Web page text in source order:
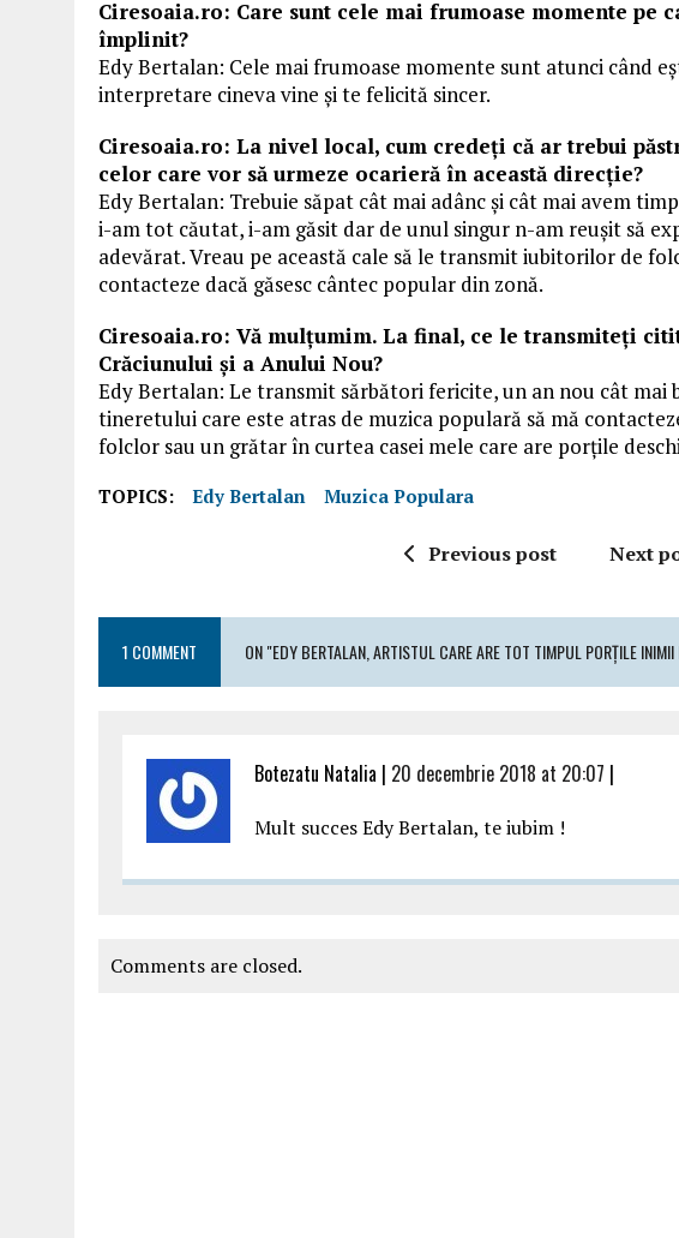
Ciresoaia.ro: Care sunt cele mai frumoase momente
împlinit?
Edy Bertalan: Cele mai frumoase momente sunt atunci când
interpretare cineva vine și te felicită sincer.
Ciresoaia.ro: La nivel local, cum credeţi că ar trebui
celor care vor să urmeze ocarieră în această direcţie?
Edy Bertalan: Trebuie săpat cât mai adânc și cât mai avem
i-am tot căutat, i-am găsit dar de unul singur n-am reușit să
adevărat. Vreau pe această cale să le transmit iubitorilor de
contacteze dacă găsesc cântec popular din zonă.
Ciresoaia.ro: Vă mulţumim. La final, ce le transmiteţi
Crăciunului şi a Anului Nou?
Edy Bertalan: Le transmit sărbători fericite, un an nou cât mai
tineretului care este atras de muzica populară să mă
folclor sau un grătar în curtea casei mele care are porțile
TOPICS: Edy Bertalan Muzica Populara
Previous post Next
1 COMMENT ON "EDY BERTALAN, ARTISTUL CARE ARE TOT TIMPUL PORȚILE
Botezatu Natalia | 20 decembrie 2018 at 20:07 |
Mult succes Edy Bertalan, te iubim !
Comments are closed.